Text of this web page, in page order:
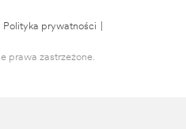
Polityka prywatności
prawa zastrzeżone.